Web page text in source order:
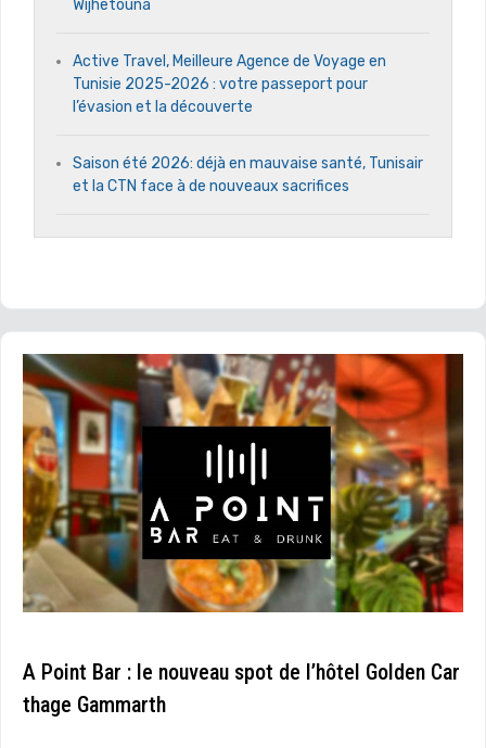
Wijhetouna
Active Travel, Meilleure Agence de Voyage en
Tunisie 2025-2026 : votre passeport pour
l’évasion et la découverte
Saison été 2026: déjà en mauvaise santé, Tunisair
et la CTN face à de nouveaux sacrifices
A Point Bar : le nouveau spot de l’hôtel Golden Car
thage Gammarth